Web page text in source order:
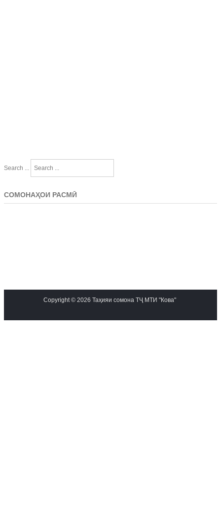
Search ...
СОМОНАҲОИ РАСМӢ
Copyright © 2026 Таҳияи сомона ТҶ МТИ "Кова"